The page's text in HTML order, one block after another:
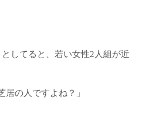
してると、若い女性2人組が近
居の人ですよね？」